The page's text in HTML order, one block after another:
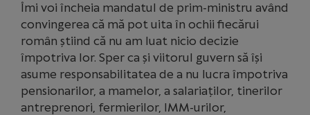
Îmi voi încheia mandatul de prim-ministru având
convingerea că mă pot uita în ochii fiecărui
român știind că nu am luat nicio decizie
împotriva lor. Sper ca și viitorul guvern să își
asume responsabilitatea de a nu lucra împotriva
pensionarilor, a mamelor, a salariaților, tinerilor
antreprenori, fermierilor, IMM-urilor,